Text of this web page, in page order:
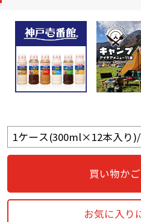
買い物か
お気に入り